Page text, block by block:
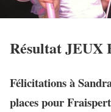
Résultat JEUX
Félicitations à
places pour